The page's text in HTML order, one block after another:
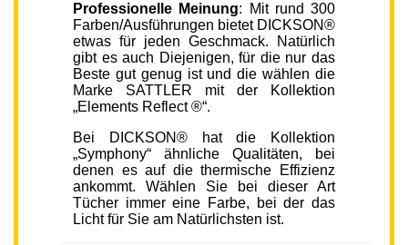
Professionelle Meinung: Mit rund 300
Farben/Ausführungen bietet DICKSON®
etwas für jeden Geschmack. Natürlich
gibt es auch Diejenigen, für die nur das
Beste gut genug ist und die wählen die
Marke SATTLER mit der Kollektion
„Elements Reflect ®“.
Bei DICKSON® hat die Kollektion
„Symphony“ ähnliche Qualitäten, bei
denen es auf die thermische Effizienz
ankommt. Wählen Sie bei dieser Art
Tücher immer eine Farbe, bei der das
Licht für Sie am Natürlichsten ist.